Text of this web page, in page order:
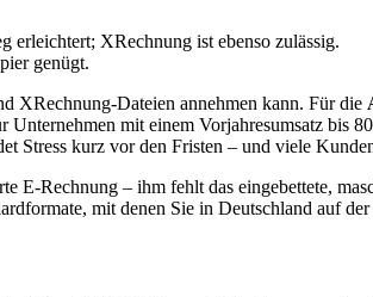
erleichtert; XRechnung ist ebenso zulässig.
genügt.
XRechnung-Dateien annehmen kann. Für die
mit einem Vorjahresumsatz bis
kurz vor den Fristen – und viele
E-Rechnung – ihm fehlt das eingebettete,
mit denen Sie in Deutschland auf der